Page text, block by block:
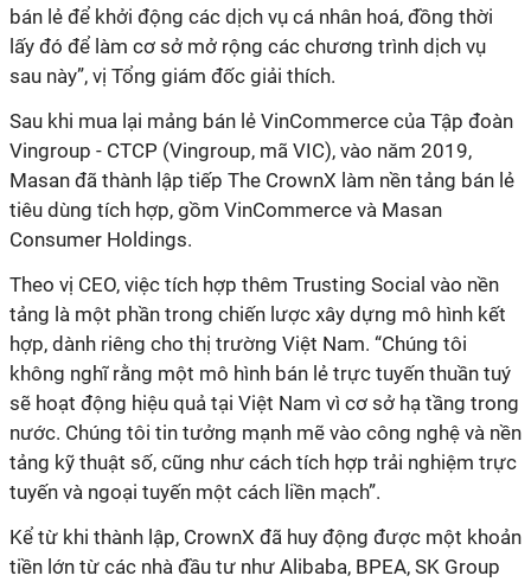
bán lẻ để khởi động các dịch vụ cá nhân hoá, đồng thời
lấy đó để làm cơ sở mở rộng các chương trình dịch vụ
sau này”, vị Tổng giám đốc giải thích.
Sau khi mua lại mảng bán lẻ VinCommerce của Tập đoàn
Vingroup - CTCP (Vingroup, mã VIC), vào năm 2019,
Masan đã thành lập tiếp The CrownX làm nền tảng bán lẻ
tiêu dùng tích hợp, gồm VinCommerce và Masan
Consumer Holdings.
Theo vị CEO, việc tích hợp thêm Trusting Social vào nền
tảng là một phần trong chiến lược xây dựng mô hình kết
hợp, dành riêng cho thị trường Việt Nam. “Chúng tôi
không nghĩ rằng một mô hình bán lẻ trực tuyến thuần tuý
sẽ hoạt động hiệu quả tại Việt Nam vì cơ sở hạ tầng trong
nước. Chúng tôi tin tưởng mạnh mẽ vào công nghệ và nền
tảng kỹ thuật số, cũng như cách tích hợp trải nghiệm trực
tuyến và ngoại tuyến một cách liền mạch”.
Kể từ khi thành lập, CrownX đã huy động được một khoản
tiền lớn từ các nhà đầu tư như Alibaba, BPEA, SK Group